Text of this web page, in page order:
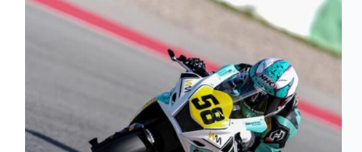
WSBK
EN
REMPORTANT
PORTIMAO